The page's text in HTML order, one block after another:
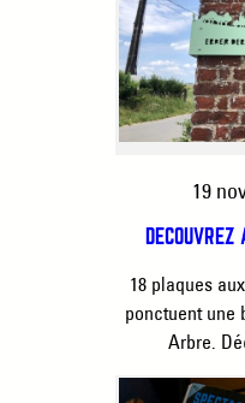
19
DÉCOUVREZ
18 plaques
ponctuent une
Arbre.